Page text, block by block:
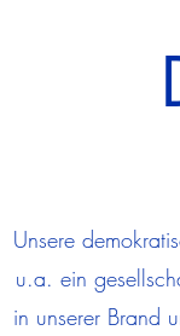
Unsere
u.a. ein
in unserer Brand